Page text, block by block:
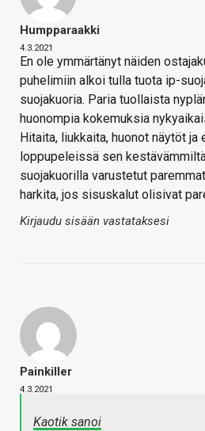
Humpparaakki
4.3.2021
En ole ymmärtänyt näiden
puhelimiin alkoi tulla tuota ip-
suojakuoria. Paria tuollaista
huonompia kokemuksia
Hitaita, liukkaita, huonot näytöt ja
loppupeleissä sen
suojakuorilla varustetut
harkita, jos sisuskalut olisivat
Kirjaudu sisään vastataksesi
Painkiller
4.3.2021
Kaotik sanoi